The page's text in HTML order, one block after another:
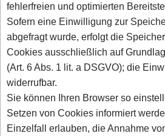
fehlerfreien und optimierten
Sofern eine Einwilligung zur
abgefragt wurde, erfolgt die
Cookies ausschließlich auf
(Art. 6 Abs. 1 lit. a DSGVO); die
widerrufbar.
Sie können Ihren Browser so
Setzen von Cookies informiert
Einzelfall erlauben, die Annahme